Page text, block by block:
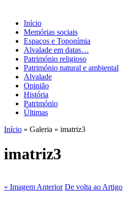
Início
Memórias sociais
Espaços e Toponímia
Alvalade em datas…
Património religioso
Património natural e ambiental
Alvalade
Opinião
História
Património
Últimas
Início » Galeria » imatriz3
imatriz3
« Imagem Anterior De volta ao Artigo